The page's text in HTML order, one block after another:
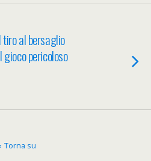
tiro al bersaglio
gioco pericoloso
Torna su